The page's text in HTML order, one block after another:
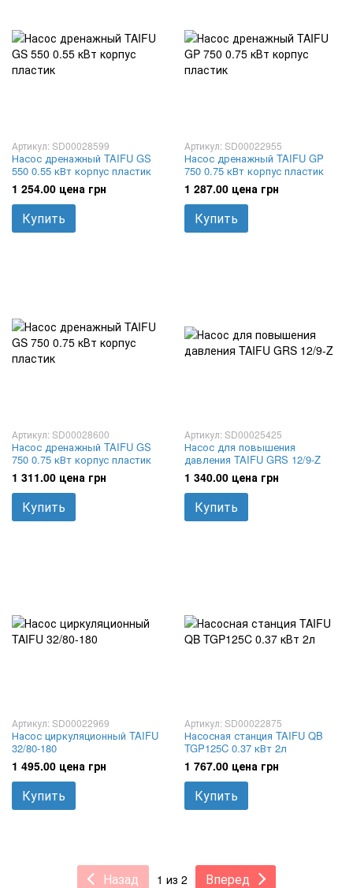
Артикул: SD00028599
Насос дренажный TAIFU GS
550 0.55 кВт корпус пластик
1 254.00 цена грн
Купить
Артикул: SD00022955
Насос дренажный TAIFU GP
750 0.75 кВт корпус пластик
1 287.00 цена грн
Купить
Артикул: SD00028600
Насос дренажный TAIFU GS
750 0.75 кВт корпус пластик
1 311.00 цена грн
Купить
Артикул: SD00025425
Насос для повышения
давления TAIFU GRS 12/9-Z
1 340.00 цена грн
Купить
Артикул: SD00022969
Насос циркуляционный TAIFU
32/80-180
1 495.00 цена грн
Купить
Артикул: SD00022875
Насосная станция TAIFU QB
TGP125C 0.37 кВт 2л
1 767.00 цена грн
Купить
Назад 1 из 2 Вперед